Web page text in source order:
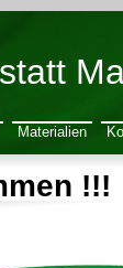
Materialien
!!!